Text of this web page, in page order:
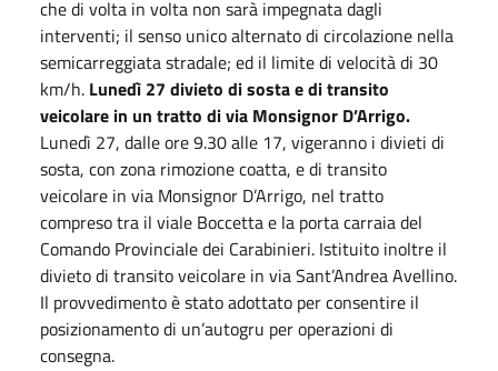
che di volta in volta non sarà impegnata dagli
interventi; il senso unico alternato di circolazione nella
semicarreggiata stradale; ed il limite di velocità di 30
km/h. Lunedì 27 divieto di sosta e di transito
veicolare in un tratto di via Monsignor D’Arrigo.
Lunedì 27, dalle ore 9.30 alle 17, vigeranno i divieti di
sosta, con zona rimozione coatta, e di transito
veicolare in via Monsignor D’Arrigo, nel tratto
compreso tra il viale Boccetta e la porta carraia del
Comando Provinciale dei Carabinieri. Istituito inoltre il
divieto di transito veicolare in via Sant’Andrea Avellino.
Il provvedimento è stato adottato per consentire il
posizionamento di un’autogru per operazioni di
consegna.